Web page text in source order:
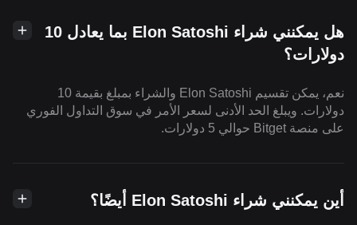
هل يمكنني شراء Elon Satoshi بما يعادل 10
دولارات؟
نعم، يمكن تقسيم Elon Satoshi والشراء بمبلغ بقيمة 10
دولارات. ويبلغ الحد الأدنى لسعر الأمر في سوق التداول الفوري
على منصة Bitget حوالي 5 دولارات.
أين يمكنني شراء Elon Satoshi أيضًا؟